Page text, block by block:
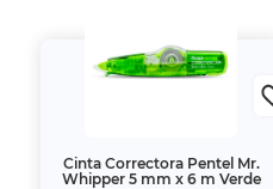
Cinta Correctora Pentel Mr.
Whipper 5 mm x 6 m Verde